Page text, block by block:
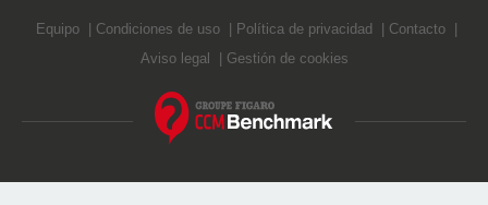
Equipo Condiciones de uso Política de privacidad
Contacto
Aviso legal
Gestión de cookies